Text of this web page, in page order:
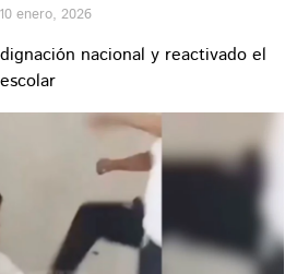
10 enero, 2026
nacional y reactivado el